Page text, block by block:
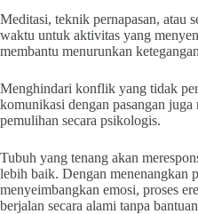
Meditasi, teknik pernapasan, atau
waktu untuk aktivitas yang
membantu menurunkan
Menghindari konflik yang tidak
komunikasi dengan pasangan juga
pemulihan secara psikologis.
Tubuh yang tenang akan
lebih baik. Dengan menenangkan
menyeimbangkan emosi, proses
berjalan secara alami tanpa